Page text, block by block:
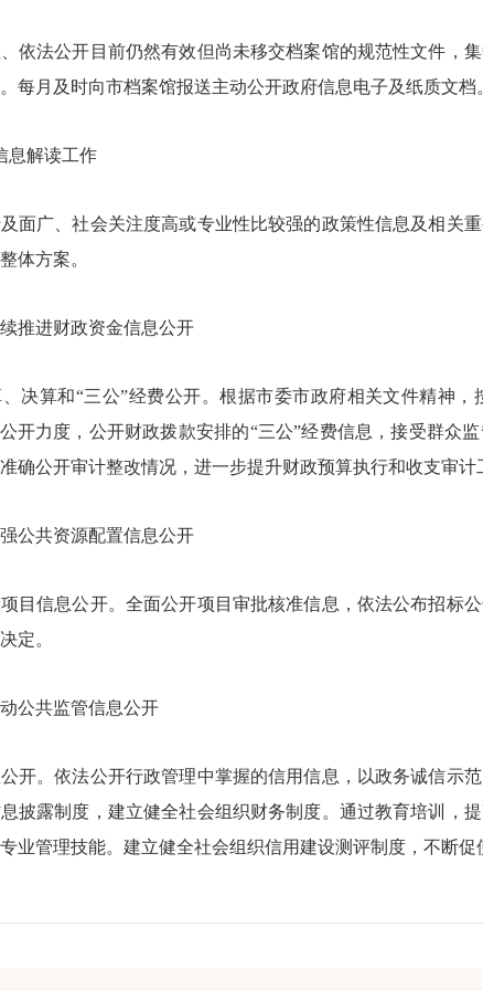
公开目前仍然有效但尚未移交档案馆的规范性文件，集
每月及时向市档案馆报送主动公开政府信息电子及纸质文档
解读工作
、社会关注度高或专业性比较强的政策性信息及相关重
体方案。
进财政资金信息公开
算和“三公”经费公开。根据市委市政府相关文件精神，
开力度，公开财政拨款安排的“三公”经费信息，接受群众
确公开审计整改情况，进一步提升财政预算执行和收支审计
共资源配置信息公开
息公开。全面公开项目审批核准信息，依法公布招标公
定。
共监管信息公开
依法公开行政管理中掌握的信用信息，以政务诚信示范
披露制度，建立健全社会组织财务制度。通过教育培训，
业管理技能。建立健全社会组织信用建设测评制度，不断促